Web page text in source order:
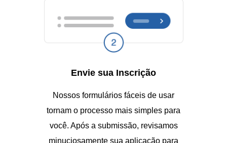
Envie sua Inscrição
Nossos formulários fáceis de usar
tornam o processo mais simples para
você. Após a submissão, revisamos
minuciosamente sua aplicação para